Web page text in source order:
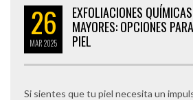
26
MAR2025
EXFOLIACIONES
MAYORES: OPCIONES
PIEL
Si sientes que tu piel necesita un